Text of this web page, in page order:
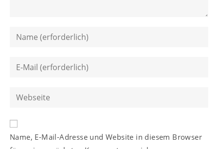
Gib
oder
zum
ein
Gib
Mail-
zum
Kommentieren
Gib
URL
ein
Name, E-Mail-Adresse und Website in diesem Browser